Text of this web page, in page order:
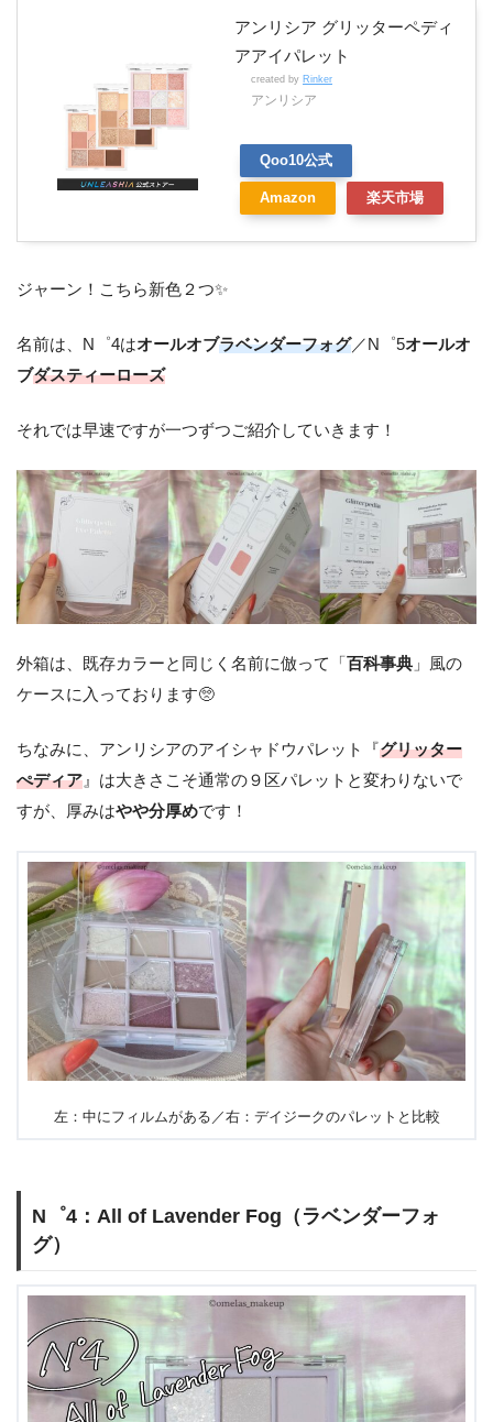
アンリシア グリッターペディ
アアイパレット
created by Rinker
アンリシア
Qoo10公式
Amazon 楽天市場
ジャーン！こちら新色２つ✨
名前は、N゜4はオールオブラベンダーフォグ／N゜5オールオ
ブダスティーローズ
それでは早速ですが一つずつご紹介していきます！
外箱は、既存カラーと同じく名前に倣って「 百科事典 」風の
ケースに入っております🥺
ちなみに、アンリシアのアイシャドウパレット『グリッター
ぺディア 』は大きさこそ通常の９区パレットと変わりないで
すが、厚みはやや分厚めです！
左：中にフィルムがある／右：デイジークのパレットと比較
N゜4：All of Lavender Fog（ラベンダーフォ
グ）